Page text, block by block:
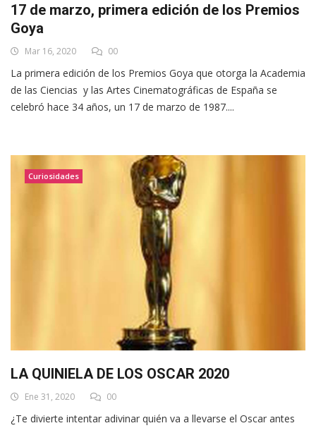
17 de marzo, primera edición de los Premios
Goya
Mar 16, 2020 00
La primera edición de los Premios Goya que otorga la Academia
de las Ciencias y las Artes Cinematográficas de España se
celebró hace 34 años, un 17 de marzo de 1987....
Curiosidades
LA QUINIELA DE LOS OSCAR 2020
Ene 31, 2020 00
¿Te divierte intentar adivinar quién va a llevarse el Oscar antes